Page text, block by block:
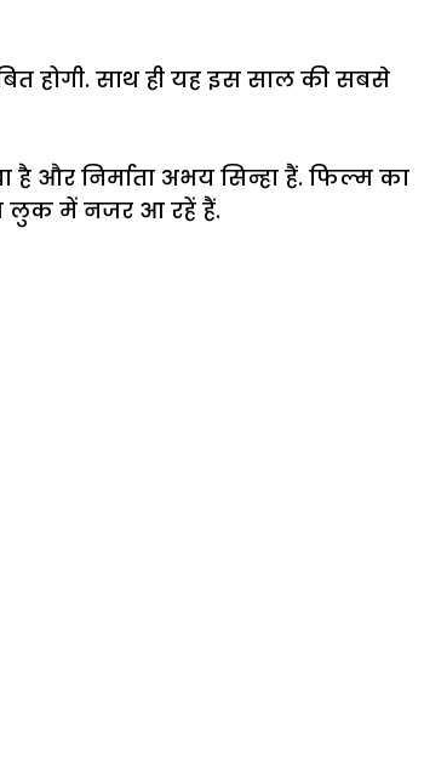
होगी. साथ ही यह इस साल की सबसे
और निर्माता अभय सिन्हा हैं. फिल्म का
लुक में नजर आ रहें हैं.